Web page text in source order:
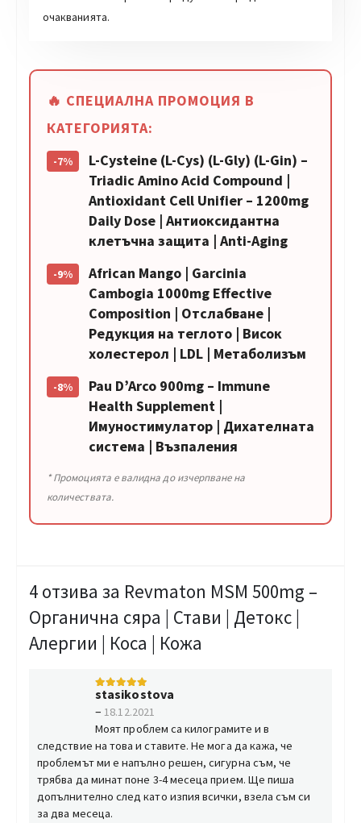
очакванията.
🔥 СПЕЦИАЛНА ПРОМОЦИЯ В
КАТЕГОРИЯТА:
-7%
L-Cysteine (L-Cys) (L-Gly) (L-Gin) –
Triadic Amino Acid Compound |
Antioxidant Cell Unifier – 1200mg
Daily Dose | Антиоксидантна
клетъчна защита | Anti-Aging
-9%
African Mango | Garcinia
Cambogia 1000mg Effective
Composition | Отслабване |
Редукция на теглото | Висок
холестерол | LDL | Метаболизъм
-8%
Pau D’Arco 900mg – Immune
Health Supplement |
Имуностимулатор | Дихателната
система | Възпаления
* Промоцията е валидна до изчерпване на
количествата.
4 отзива за Revmaton MSM 500mg –
Органична сяра | Стави | Детокс |
Алергии | Коса | Кожа
5от 5
stasikostova
– 18.12.2021
Моят проблем са килограмите и в
следствие на това и ставите. Не мога да кажа, че
проблемът ми е напълно решен, сигурна съм, че
трябва да минат поне 3-4 месеца прием. Ще пиша
допълнително след като изпия всички, взела съм си
за два месеца.